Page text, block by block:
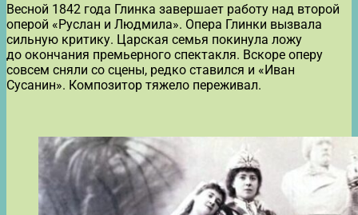
Весной 1842 года Глинка завершает работу над второй
оперой «Руслан и Людмила». Опера Глинки вызвала
сильную критику. Царская семья покинула ложу
до окончания премьерного спектакля. Вскоре оперу
совсем сняли со сцены, редко ставился и «Иван
Сусанин». Композитор тяжело переживал.